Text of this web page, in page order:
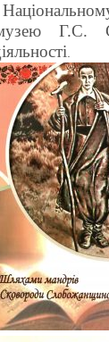
музею Г.С.